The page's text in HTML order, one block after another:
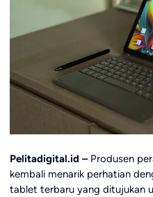
Pelitadigital.id – Produsen
kembali menarik perhatian
tablet terbaru yang ditujukan